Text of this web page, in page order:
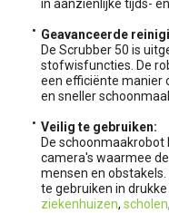
in aanzienlijke tijds-
Geavanceerde
De Scrubber 50 is
stofwisfuncties. De
een efficiënte manier
en sneller
Veilig te gebruiken:
De
camera's waarmee
mensen en
te gebruiken in
ziekenhuizen, scholen